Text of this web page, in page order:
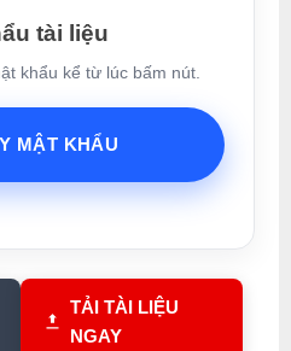
tài liệu
khẩu kể từ lúc bấm nút.
MẬT KHẨU
TẢI TÀI LIỆU
NGAY